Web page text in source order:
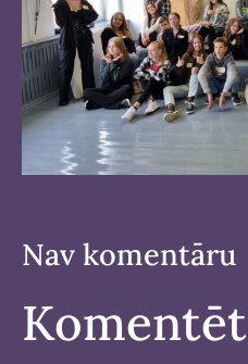
Nav komentāru
Komentēt